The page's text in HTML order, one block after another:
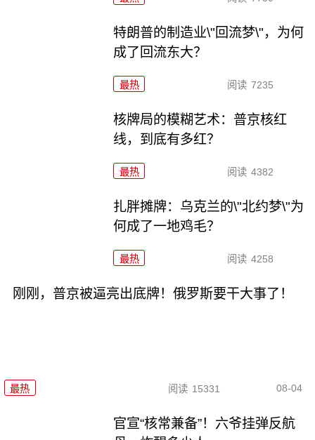
特朗普的制造业\"回流梦\"，为何
成了回流东大？
最热 阅读 7235
核牌局的模糊艺术：普京核红
线，到底有多红？
最热 阅读 4382
扎胖摊牌：乌克兰的\"北约梦\"为
何成了一地鸡毛？
最热 阅读 4258
刚刚，普京被逼亮出底牌！俄罗斯要干大事了！
最热 阅读 15331 08-04
官宣“核常兼备”！六爷挂弹反航